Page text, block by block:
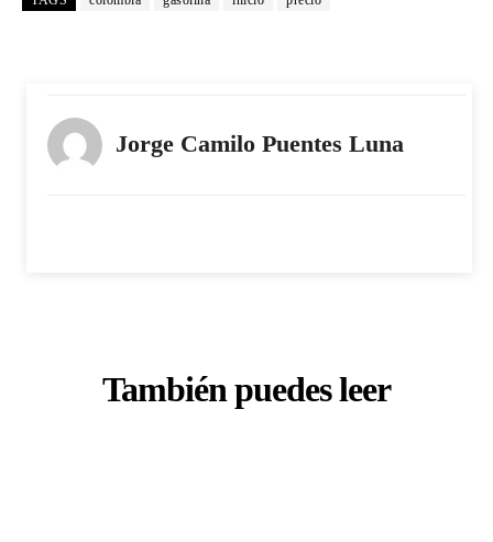
Jorge Camilo Puentes Luna
También puedes leer